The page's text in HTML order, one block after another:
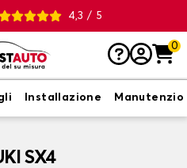
4,3 / 5
0
Installazione
SX4